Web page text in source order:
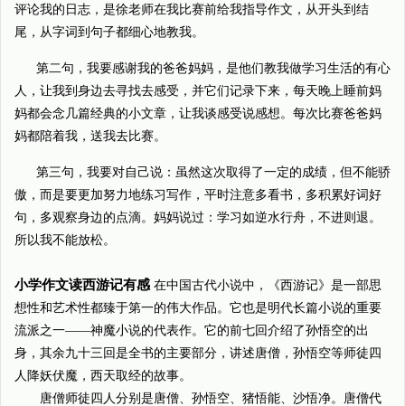
评论我的日志，是徐老师在我比赛前给我指导作文，从开头到结
尾，从字词到句子都细心地教我。
第二句，我要感谢我的爸爸妈妈，是他们教我做学习生活的有心
人，让我到身边去寻找去感受，并它们记录下来，每天晚上睡前妈
妈都会念几篇经典的小文章，让我谈感受说感想。每次比赛爸爸妈
妈都陪着我，送我去比赛。
第三句，我要对自己说：虽然这次取得了一定的成绩，但不能骄
傲，而是要更加努力地练习写作，平时注意多看书，多积累好词好
句，多观察身边的点滴。妈妈说过：学习如逆水行舟，不进则退。
所以我不能放松。
小学作文读西游记有感在中国古代小说中，《西游记》是一部思
想性和艺术性都臻于第一的伟大作品。它也是明代长篇小说的重要
流派之一——神魔小说的代表作。它的前七回介绍了孙悟空的出
身，其余九十三回是全书的主要部分，讲述唐僧，孙悟空等师徒四
人降妖伏魔，西天取经的故事。
唐僧师徒四人分别是唐僧、孙悟空、猪悟能、沙悟净。唐僧代